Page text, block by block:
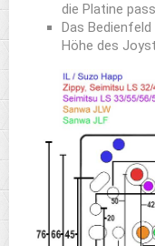
die Platine
Das
Höhe des